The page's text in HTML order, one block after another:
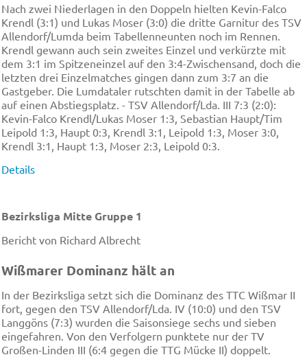
Nach zwei Niederlagen in den Doppeln hielten Kevin-Falco
Krendl (3:1) und Lukas Moser (3:0) die dritte Garnitur des TSV
Allendorf/Lumda beim Tabellenneunten noch im Rennen.
Krendl gewann auch sein zweites Einzel und verkürzte mit
dem 3:1 im Spitzeneinzel auf den 3:4-Zwischensand, doch die
letzten drei Einzelmatches gingen dann zum 3:7 an die
Gastgeber. Die Lumdataler rutschten damit in der Tabelle ab
auf einen Abstiegsplatz. - TSV Allendorf/Lda. III 7:3 (2:0):
Kevin-Falco Krendl/Lukas Moser 1:3, Sebastian Haupt/Tim
Leipold 1:3, Haupt 0:3, Krendl 3:1, Leipold 1:3, Moser 3:0,
Krendl 3:1, Haupt 1:3, Moser 2:3, Leipold 0:3.
Details
Bezirksliga Mitte Gruppe 1
Bericht von Richard Albrecht
Wißmarer Dominanz hält an
In der Bezirksliga setzt sich die Dominanz des TTC Wißmar II
fort, gegen den TSV Allendorf/Lda. IV (10:0) und den TSV
Langgöns (7:3) wurden die Saisonsiege sechs und sieben
eingefahren. Von den Verfolgern punktete nur der TV
Großen-Linden III (6:4 gegen die TTG Mücke II) doppelt.